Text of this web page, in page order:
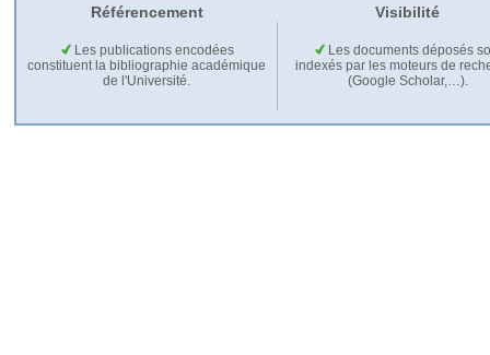
Référencement Visibilité
Les publications encodées
constituent la bibliographie académique
de l'Université.
Les documents déposés
indexés par les moteurs de
(Google Scholar,…).